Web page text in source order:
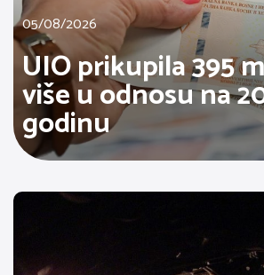
05/08/2026
UIO prikupila 395
više u odnosu na
godinu